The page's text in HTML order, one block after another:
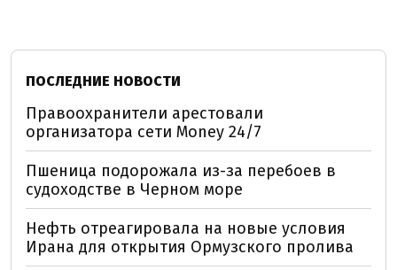
ПОСЛЕДНИЕ НОВОСТИ
Правоохранители арестовали
организатора сети Money 24/7
Пшеница подорожала из-за перебоев в
судоходстве в Черном море
Нефть отреагировала на новые условия
Ирана для открытия Ормузского пролива